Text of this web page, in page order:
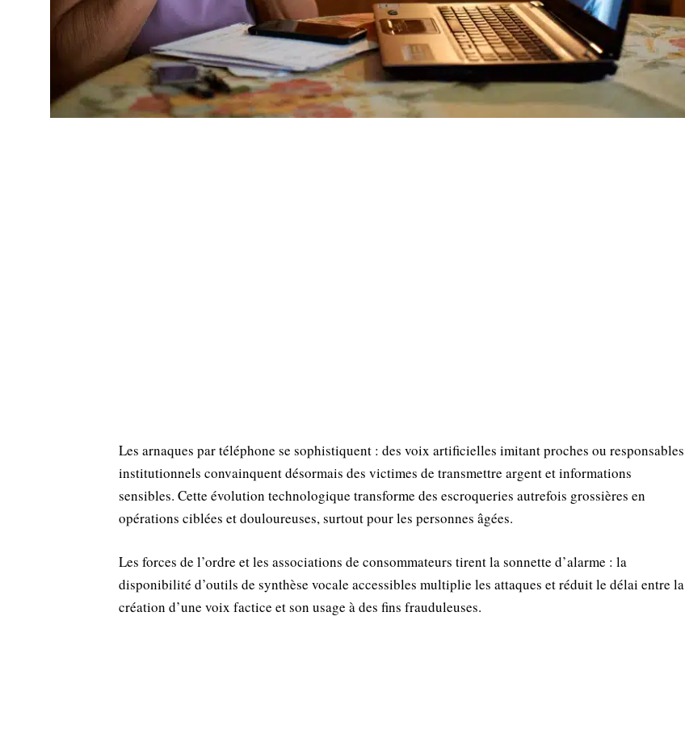
Les arnaques par téléphone se sophistiquent : des voix artificielles imitant proches ou responsables
institutionnels convainquent désormais des victimes de transmettre argent et informations
sensibles. Cette évolution technologique transforme des escroqueries autrefois grossières en
opérations ciblées et douloureuses, surtout pour les personnes âgées.
Les forces de l’ordre et les associations de consommateurs tirent la sonnette d’alarme : la
disponibilité d’outils de synthèse vocale accessibles multiplie les attaques et réduit le délai entre la
création d’une voix factice et son usage à des fins frauduleuses.